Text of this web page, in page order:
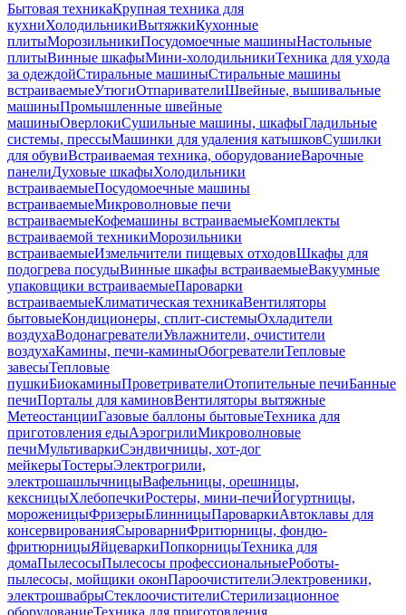
Бытовая техникаКрупная техника для
кухниХолодильникиВытяжкиКухонные
плитыМорозильникиПосудомоечные машиныНастольные
плитыВинные шкафыМини-холодильникиТехника для ухода
за одеждойСтиральные машиныСтиральные машины
встраиваемыеУтюгиОтпаривателиШвейные, вышивальные
машиныПромышленные швейные
машиныОверлокиСушильные машины, шкафыГладильные
системы, прессыМашинки для удаления катышковСушилки
для обувиВстраиваемая техника, оборудованиеВарочные
панелиДуховые шкафыХолодильники
встраиваемыеПосудомоечные машины
встраиваемыеМикроволновые печи
встраиваемыеКофемашины встраиваемыеКомплекты
встраиваемой техникиМорозильники
встраиваемыеИзмельчители пищевых отходовШкафы для
подогрева посудыВинные шкафы встраиваемыеВакуумные
упаковщики встраиваемыеПароварки
встраиваемыеКлиматическая техникаВентиляторы
бытовыеКондиционеры, сплит-системыОхладители
воздухаВодонагревателиУвлажнители, очистители
воздухаКамины, печи-каминыОбогревателиТепловые
завесыТепловые
пушкиБиокаминыПроветривателиОтопительные печиБанные
печиПорталы для каминовВентиляторы вытяжные
МетеостанцииГазовые баллоны бытовыеТехника для
приготовления едыАэрогрилиМикроволновые
печиМультиваркиСэндвичницы, хот-дог
мейкерыТостерыЭлектрогрили,
электрошашлычницыВафельницы, орешницы,
кексницыХлебопечкиРостеры, мини-печиЙогуртницы,
мороженицыФризерыБлинницыПароваркиАвтоклавы для
консервированияСыроварниФритюрницы, фондю-
фритюрницыЯйцеваркиПопкорницыТехника для
домаПылесосыПылесосы профессиональныеРоботы-
пылесосы, мойщики оконПароочистителиЭлектровеники,
электрошвабрыСтеклоочистителиСтерилизационное
оборудованиеТехника для приготовления